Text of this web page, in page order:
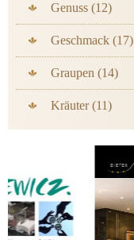
Genuss (12)
Geschmack (17)
Graupen (14)
Kräuter (11)